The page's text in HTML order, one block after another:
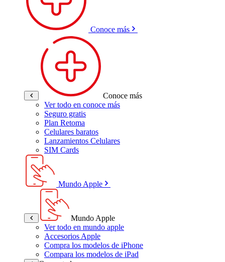
Conoce más
Conoce más
Ver todo en conoce más
Seguro gratis
Plan Retoma
Celulares baratos
Lanzamientos Celulares
SIM Cards
Mundo Apple
Mundo Apple
Ver todo en mundo apple
Accesorios Apple
Compra los modelos de iPhone
Compara los modelos de iPad